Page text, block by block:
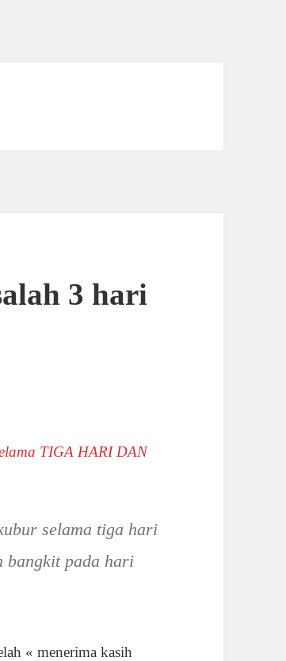
3 hari
TIGA HARI DAN
selama tiga hari
bangkit pada hari
« menerima kasih